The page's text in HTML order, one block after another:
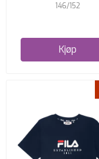
146/152
Kjøp